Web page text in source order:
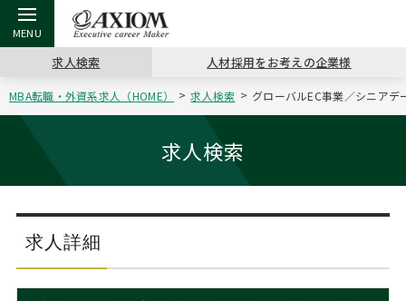
戻る
アクシアムの特長
戻る
コンサ
サービス案内
戻る
キャリ
コンサルタントの紹介
戻る
キャリア支援 TOP
キャリアデザイン講座
（最新求人市場動向）
戻る
MBAの
ステージ別アドバイス
戻る
日本か
戻る
転職ツール TOP
英文レジュメの書き方
戻る
パワー
職務経歴書の書き方
戻る
転職コラム TOP
“展”職相談室
転職市場の明日をよめ
戻る
イベント・セミナー TOP
ジョブフェア
キャリアデザインセミナー
戻る
会社概要 TOP
沿革
主なクライアント
求人検索 人材採用をお考えの企業様
MBA転職・外資系求人（HOME） 求人検索 グローバルEC事業／シニア
求人検索
求人詳細